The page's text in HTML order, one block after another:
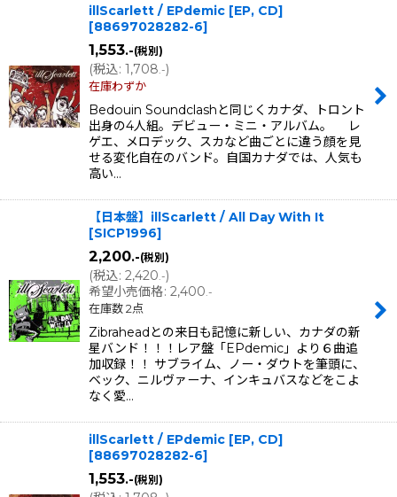
並び順:
絞り込む
illScarlett / EPdemic [EP, CD]
[88697028282-6]
1,553.-(税別)
(税込: 1,708 .-)
在庫わずか
Bedouin Soundclashと同じくカナダ、トロント
出身の4人組。デビュー・ミニ・アルバム。 レ
ゲエ、メロデック、スカなど曲ごとに違う顔を見
せる変化自在のバンド。自国カナダでは、人気も
高い…
【日本盤】illScarlett / All Day With It
[SICP1996]
2,200.-(税別)
(税込: 2,420 .-)
希望小売価格: 2,400 .-
在庫数 2点
Zibraheadとの来日も記憶に新しい、カナダの新
星バンド！！！レア盤「EPdemic」より６曲追
加収録！！ サブライム、ノー・ダウトを筆頭に、
ベック、ニルヴァーナ、インキュバスなどをこよ
なく愛…
illScarlett / EPdemic [EP, CD]
[88697028282-6]
1,553.-(税別)